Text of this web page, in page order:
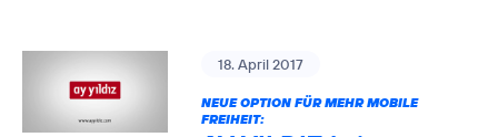
18. April 2017
NEUE OPTION FÜR MEHR MOBILE
FREIHEIT: